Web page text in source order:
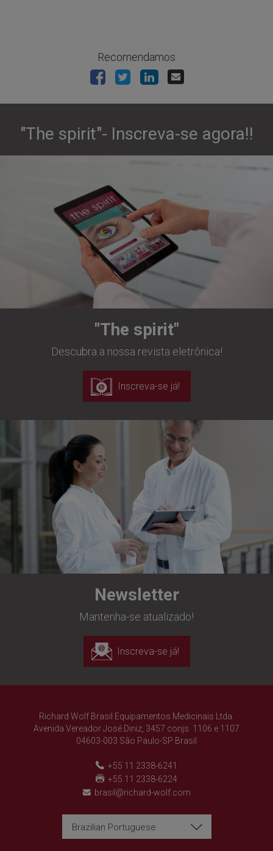
Recomendamos
"The spirit"- Inscreva-se agora!!
"The spirit"
Descubra a nossa revista eletrônica!
Inscreva-se já!
Newsletter
Mantenha-se atualizado!
Inscreva-se já!
Richard Wolf Brasil Equipamentos Medicinais Ltda.
Avenida Vereador José Diniz, 3457 conjs. 1106 e 1107
04603-003 São Paulo-SP Brasil
+55 11 2338-6241
+55 11 2338-6224
brasil@richard-wolf.com
Brazilian Portuguese